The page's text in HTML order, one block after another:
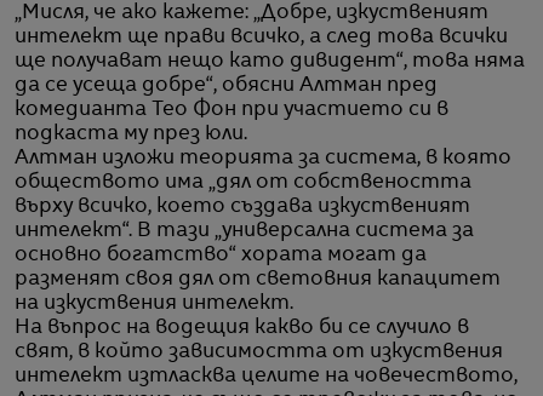
„Мисля, че ако кажете: „Добре, изкуственият
интелект ще прави всичко, а след това всички
ще получават нещо като дивидент“, това няма
да се усеща добре“, обясни Алтман пред
комедианта Тео Фон при участието си в
подкаста му през юли.
Алтман изложи теорията за система, в която
обществото има „дял от собствеността
върху всичко, което създава изкуственият
интелект“. В тази „универсална система за
основно богатство“ хората могат да
разменят своя дял от световния капацитет
на изкуствения интелект.
На въпрос на водещия какво би се случило в
свят, в който зависимостта от изкуствения
интелект изтласква целите на човечеството,